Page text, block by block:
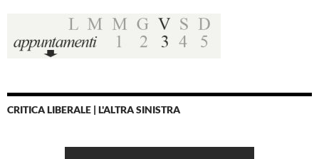
CRITICA LIBERALE | L'ALTRA SINISTRA